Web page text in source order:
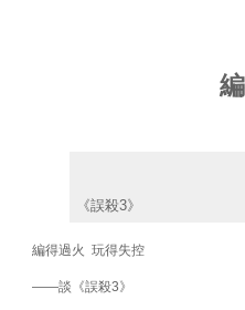
《誤殺3》
編得過火 玩得失控
——談《誤殺3》